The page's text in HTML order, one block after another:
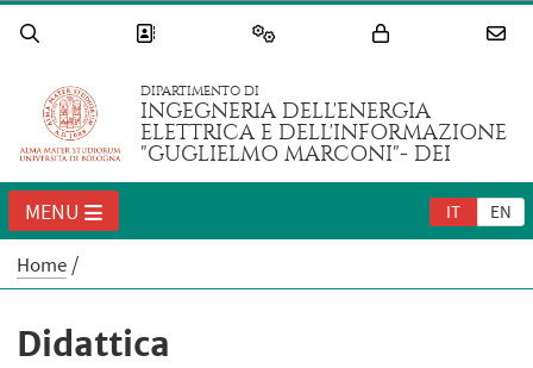
DIPARTIMENTO DI
INGEGNERIA DELL'ENERGIA
ELETTRICA E DELL'INFORMAZIONE
"GUGLIELMO MARCONI"- DEI
IT EN
MENU
Home
Didattica